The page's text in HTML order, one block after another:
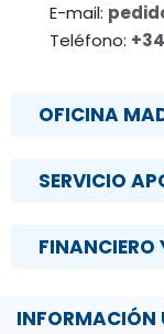
E-mail:
Teléfono:
OFICINA
SERVICIO
INFORMACIÓN